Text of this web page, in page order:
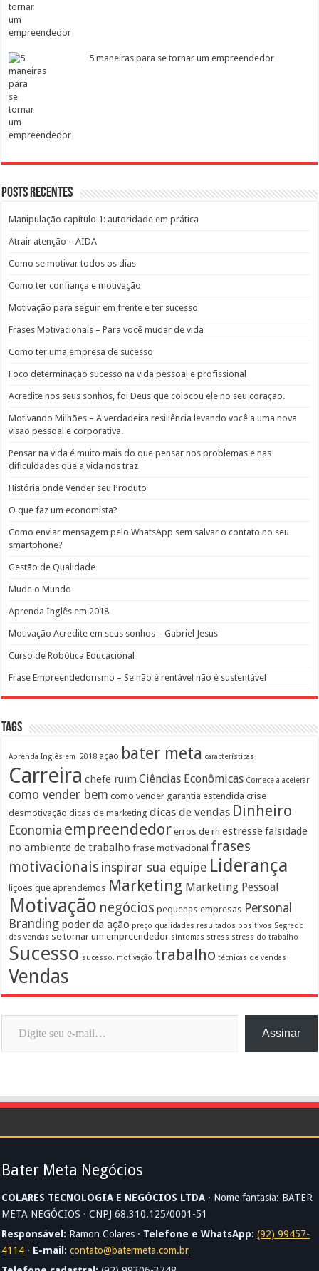
5 maneiras para se tornar um empreendedor
Posts recentes
Manipulação capítulo 1: autoridade em prática
Atrair atenção – AIDA
Como se motivar todos os dias
Como ter confiança e motivação
Motivação para seguir em frente e ter sucesso
Frases Motivacionais – Para você mudar de vida
Como ter uma empresa de sucesso
Foco determinação sucesso na vida pessoal e profissional
Acredite nos seus sonhos, foi Deus que colocou ele no seu coração.
Motivando Milhões – A verdadeira resiliência levando você a uma nova
visão pessoal e corporativa.
Pensar na vida é muito mais do que pensar nos problemas e nas
dificuldades que a vida nos traz
História onde Vender seu Produto
O que faz um economista?
Como enviar mensagem pelo WhatsApp sem salvar o contato no seu
smartphone?
Gestão de Qualidade
Mude o Mundo
Aprenda Inglês em 2018
Motivação Acredite em seus sonhos – Gabriel Jesus
Curso de Robótica Educacional
Frase Empreendedorismo – Se não é rentável não é sustentável
Tags
Aprenda Inglês em 2018 ação bater meta características
Carreira chefe ruim Ciências Econômicas Comece a acelerar
como vender bem como vender garantia estendida crise
desmotivação dicas de marketing dicas de vendas Dinheiro
Economia empreendedor erros de rh estressefalsidade
no ambiente de trabalho frase motivacional frases
motivacionais inspirar sua equipe Liderança
lições que aprendemos Marketing Marketing Pessoal
Motivação negócios pequenas empresas Personal
Branding poder da ação preço qualidades resultados positivos Segredo
das vendas se tornar um empreendedor sintomas stress stress do trabalho
Sucesso sucesso. motivação trabalho técnicas de vendas
Vendas
Digite seu e-mail…
Assinar
Bater Meta Negócios
COLARES TECNOLOGIA E NEGÓCIOS LTDA · Nome fantasia: BATER
META NEGÓCIOS · CNPJ 68.310.125/0001-51
Responsável: Ramon Colares · Telefone e WhatsApp: (92) 99457-
4114 · E-mail: contato@batermeta.com.br